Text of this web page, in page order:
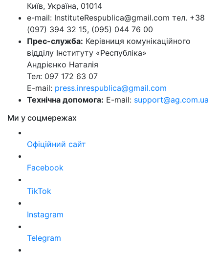
Київ, Україна, 01014
e-mail: InstituteRespublica@gmail.com тел. +38
(097) 394 32 15, (095) 044 76 00
Прес-служба: Керівниця комунікаційного
відділу Інституту «Республіка»
Андрієнко Наталія
Тел: 097 172 63 07
E-mail: press.inrespublica@gmail.com
Технічна допомога: E-mail: support@ag.com.ua
Ми у соцмережах
Офіційний сайт
Facebook
TikTok
Instagram
Telegram